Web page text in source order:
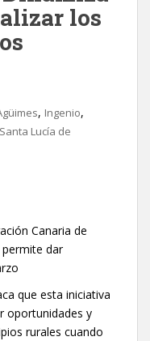
los
, Ingenio,
Santa Lucía de
Canaria de
dar
que esta iniciativa
oportunidades y
rurales cuando